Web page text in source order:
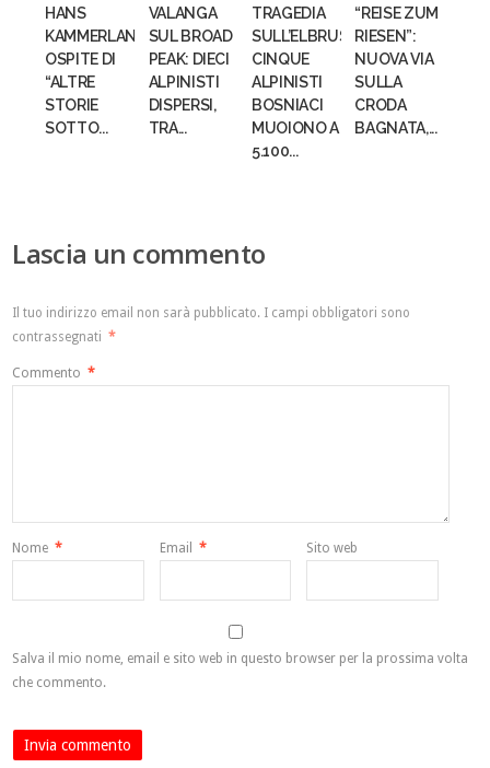
HANS
KAMMERLANDER
OSPITE DI
“ALTRE
STORIE
SOTTO...
VALANGA
SUL BROAD
PEAK: DIECI
ALPINISTI
DISPERSI,
TRA...
TRAGEDIA
SULL’ELBRUS:
CINQUE
ALPINISTI
BOSNIACI
MUOIONO A
5.100...
“REISE ZUM
RIESEN”:
NUOVA VIA
SULLA
CRODA
BAGNATA,...
Lascia un commento
Il tuo indirizzo email non sarà pubblicato. I campi obbligatori sono
contrassegnati *
Commento *
Nome * Email * Sito web
Salva il mio nome, email e sito web in questo browser per la prossima volta
che commento.